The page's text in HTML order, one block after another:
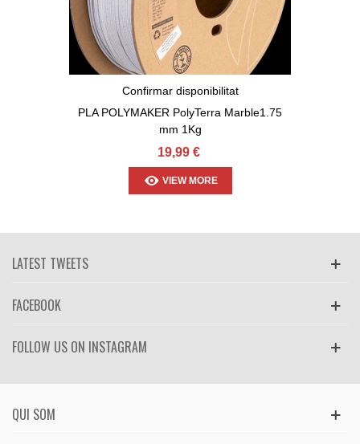
Confirmar disponibilitat
PLA POLYMAKER PolyTerra Marble1.75
mm 1Kg
19,99 €
VIEW MORE
LATEST TWEETS
FACEBOOK
FOLLOW US ON INSTAGRAM
QUI SOM